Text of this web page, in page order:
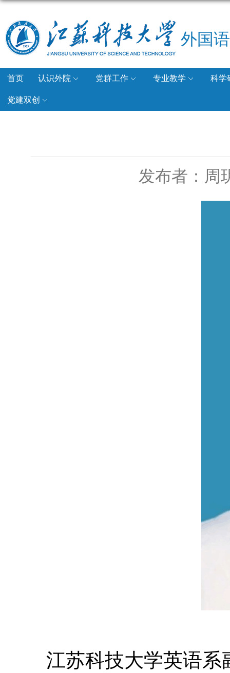
外国
首页 认识外院 党群工作 专业教学 科学
党建双创
发布者：周
江苏科技大学英语系